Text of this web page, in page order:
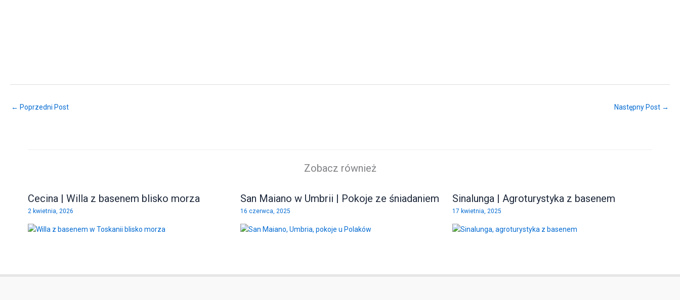
← Poprzedni Post Następny Post →
Zobacz również
Cecina | Willa z basenem blisko morza
2 kwietnia, 2026
San Maiano w Umbrii | Pokoje ze śniadaniem
16 czerwca, 2025
Sinalunga | Agroturystyka z basenem
17 kwietnia, 2025